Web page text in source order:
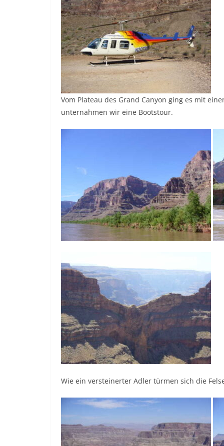
Vom Plateau des Grand Canyon ging es mit
unternahmen wir eine Bootstour.
Wie ein versteinerter Adler türmen sich die